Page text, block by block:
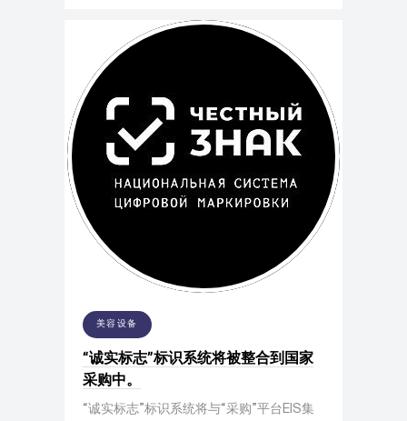
美容设备
“诚实标志”标识系统将被整合到国家
采购中。
“诚实标志”标识系统将与“采购”平台EIS集